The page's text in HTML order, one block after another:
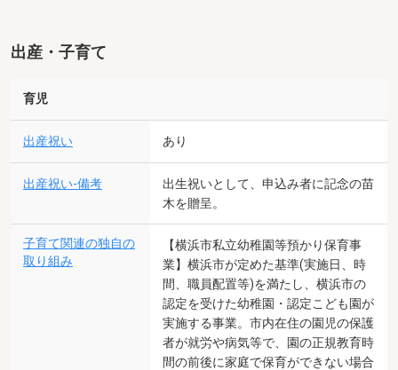
出産・子育て
育児
出産祝い あり
出産祝い-備考
出生祝いとして、申込み者に記念の苗
木を贈呈。
子育て関連の独自の
取り組み
【横浜市私立幼稚園等預かり保育事
業】横浜市が定めた基準(実施日、時
間、職員配置等)を満たし、横浜市の
認定を受けた幼稚園・認定こども園が
実施する事業。市内在住の園児の保護
者が就労や病気等で、園の正規教育時
間の前後に家庭で保育ができない場合